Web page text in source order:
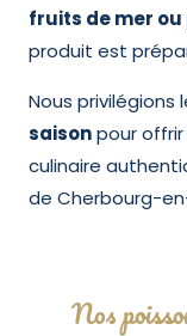
fruits de mer
produit est
Nous privilégions
saisonpour offrir
culinaire
de Cherbourg-
Nos